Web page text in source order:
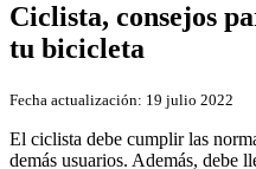
Ciclista, consejos
tu bicicleta
Fecha actualización: 19 julio 2022
El ciclista debe cumplir las
demás usuarios. Además, debe